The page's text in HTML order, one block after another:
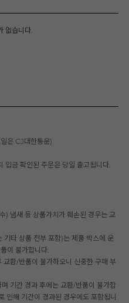
없습니다.
은 CJ대한통운)
입금 확인된 주문은 당일 출고됩니다.
) 냄새 등 상품가치가 훼손된 경우는 교
타 상품 전부 포함)는 제품 박스에 운
이 불가합니다.
환/반품이 불가하오니 신중한 구매 부
기간 경과 후에는 교환/반품이 불가합
인해 기간이 경과된 경우에도 포함됩니